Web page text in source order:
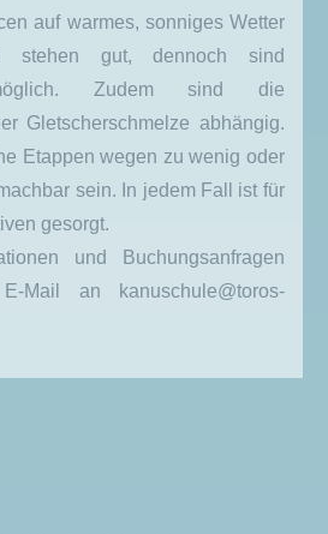
auf warmes, sonniges Wetter
stehen gut, dennoch sind
Zudem sind die
Gletscherschmelze abhängig.
Etappen wegen zu wenig oder
sein. In jedem Fall ist für
gesorgt.
und Buchungsanfragen
Mail an kanuschule@toros-